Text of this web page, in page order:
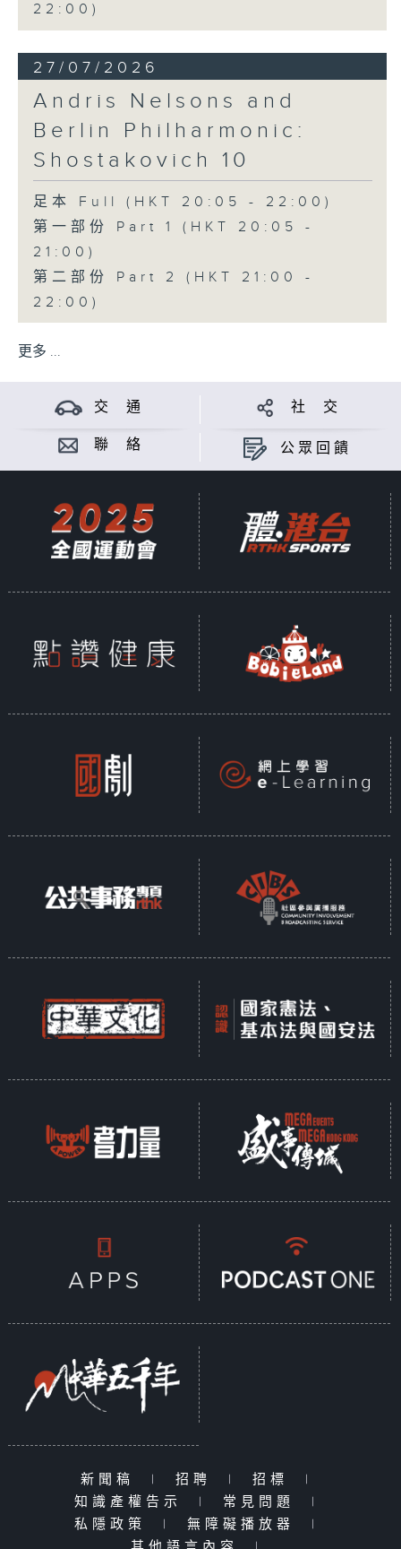
22:00)
27/07/2026
Andris Nelsons and
Berlin Philharmonic:
Shostakovich 10
足本 Full (HKT 20:05 - 22:00)
第一部份 Part 1 (HKT 20:05 -
21:00)
第二部份 Part 2 (HKT 21:00 -
22:00)
更多 ...
交 通 社 交
聯 絡 公眾回饋
新聞稿 | 招聘 | 招標
|
知識產權告示
| 常見問題
|
私隱政策
| 無障礙播放器
|